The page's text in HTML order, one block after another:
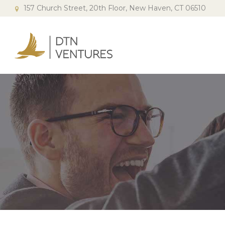
157 Church Street, 20th Floor, New Haven, CT 06510